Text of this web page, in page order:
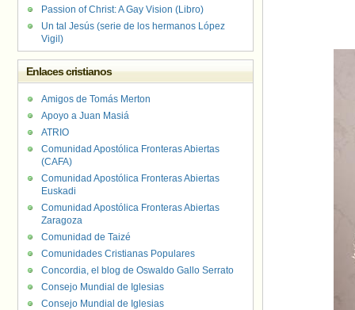
Passion of Christ: A Gay Vision (Libro)
Un tal Jesús (serie de los hermanos López
Vigil)
Enlaces cristianos
Amigos de Tomás Merton
Apoyo a Juan Masiá
ATRIO
Comunidad Apostólica Fronteras Abiertas
(CAFA)
Comunidad Apostólica Fronteras Abiertas
Euskadi
Comunidad Apostólica Fronteras Abiertas
Zaragoza
Comunidad de Taizé
Comunidades Cristianas Populares
Concordia, el blog de Oswaldo Gallo Serrato
Consejo Mundial de Iglesias
Consejo Mundial de Iglesias